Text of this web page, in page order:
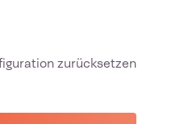
zurücksetzen